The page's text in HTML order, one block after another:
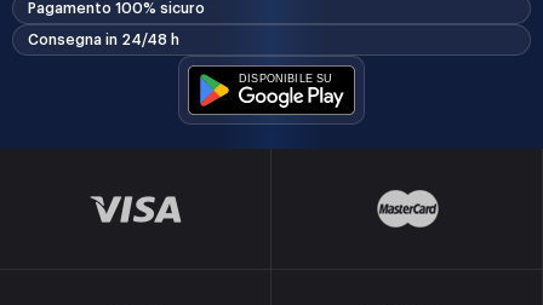
Pagamento 100% sicuro
Consegna in 24/48 h